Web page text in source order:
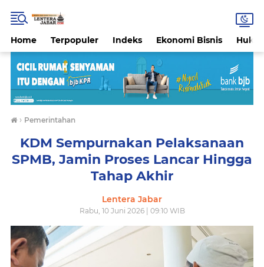
Home Terpopuler Indeks Ekonomi Bisnis
› Pemerintahan
KDM Sempurnakan Pelaksanaan
SPMB, Jamin Proses Lancar Hingga
Tahap Akhir
Lentera Jabar
Rabu, 10 Juni 2026 | 09:10 WIB